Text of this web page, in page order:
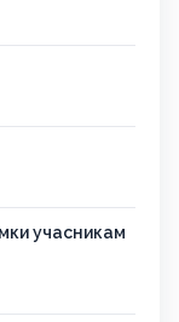
учасникам